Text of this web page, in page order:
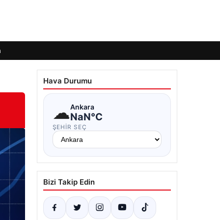
Hava Durumu
☁Ankara
NaN°C
ŞEHIR SEÇ
Bizi Takip Edin